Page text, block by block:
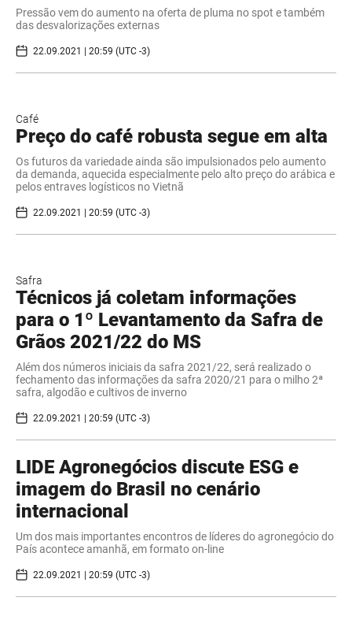
Pressão vem do aumento na oferta de pluma no spot e também
das desvalorizações externas
22.09.2021 | 20:59 (UTC -3)
Café
Preço do café robusta segue em alta
Os futuros da variedade ainda são impulsionados pelo aumento
da demanda, aquecida especialmente pelo alto preço do arábica e
pelos entraves logísticos no Vietnã
22.09.2021 | 20:59 (UTC -3)
Safra
Técnicos já coletam informações
para o 1º Levantamento da Safra de
Grãos 2021/22 do MS
Além dos números iniciais da safra 2021/22, será realizado o
fechamento das informações da safra 2020/21 para o milho 2ª
safra, algodão e cultivos de inverno
22.09.2021 | 20:59 (UTC -3)
LIDE Agronegócios discute ESG e
imagem do Brasil no cenário
internacional
Um dos mais importantes encontros de líderes do agronegócio do
País acontece amanhã, em formato on-line
22.09.2021 | 20:59 (UTC -3)